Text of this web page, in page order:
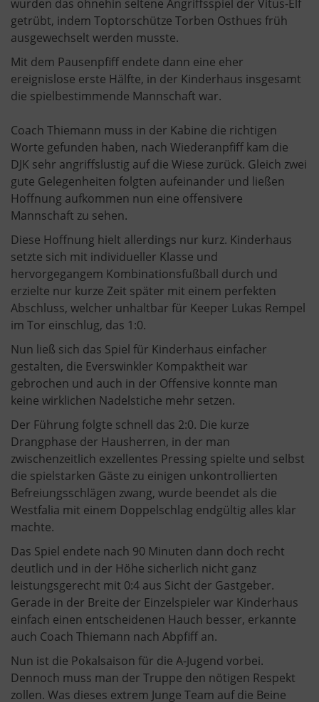
wurden das ohnehin seltene Angriffsspiel der Vitus-Elf
getrübt, indem Toptorschütze Torben Osthues früh
ausgewechselt werden musste.
Mit dem Pausenpfiff endete dann eine eher
ereignislose erste Hälfte, in der Kinderhaus insgesamt
die spielbestimmende Mannschaft war.
Coach Thiemann muss in der Kabine die richtigen
Worte gefunden haben, nach Wiederanpfiff kam die
DJK sehr angriffslustig auf die Wiese zurück. Gleich zwei
gute Gelegenheiten folgten aufeinander und ließen
Hoffnung aufkommen nun eine offensivere
Mannschaft zu sehen.
Diese Hoffnung hielt allerdings nur kurz. Kinderhaus
setzte sich mit individueller Klasse und
hervorgegangem Kombinationsfußball durch und
erzielte nur kurze Zeit später mit einem perfekten
Abschluss, welcher unhaltbar für Keeper Lukas Rempel
im Tor einschlug, das 1:0.
Nun ließ sich das Spiel für Kinderhaus einfacher
gestalten, die Everswinkler Kompaktheit war
gebrochen und auch in der Offensive konnte man
keine wirklichen Nadelstiche mehr setzen.
Der Führung folgte schnell das 2:0. Die kurze
Drangphase der Hausherren, in der man
zwischenzeitlich exzellentes Pressing spielte und selbst
die spielstarken Gäste zu einigen unkontrollierten
Befreiungsschlägen zwang, wurde beendet als die
Westfalia mit einem Doppelschlag endgültig alles klar
machte.
Das Spiel endete nach 90 Minuten dann doch recht
deutlich und in der Höhe sicherlich nicht ganz
leistungsgerecht mit 0:4 aus Sicht der Gastgeber.
Gerade in der Breite der Einzelspieler war Kinderhaus
einfach einen entscheidenen Hauch besser, erkannte
auch Coach Thiemann nach Abpfiff an.
Nun ist die Pokalsaison für die A-Jugend vorbei.
Dennoch muss man der Truppe den nötigen Respekt
zollen. Was dieses extrem Junge Team auf die Beine